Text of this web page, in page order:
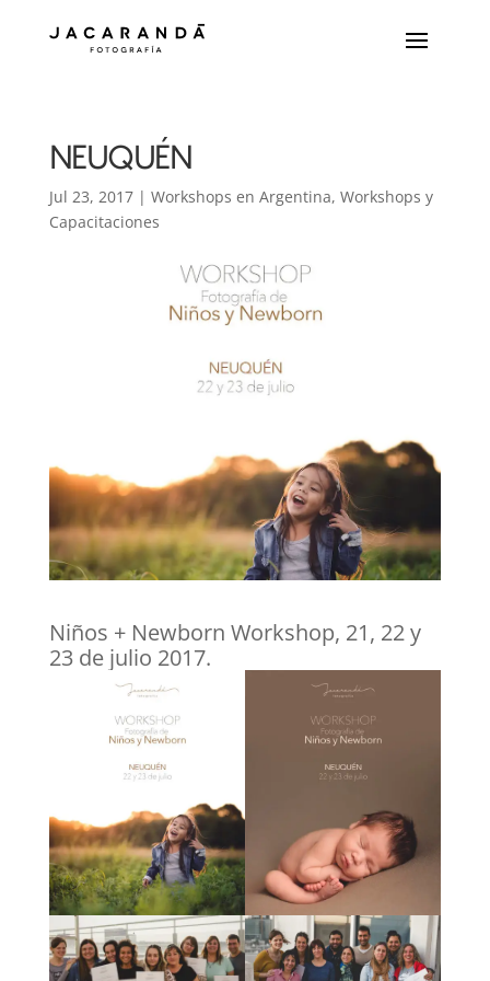
NEUQUÉN
Jul 23, 2017| Workshops en Argentina, Workshops y
Capacitaciones
Niños + Newborn Workshop, 21, 22 y
23 de julio 2017.